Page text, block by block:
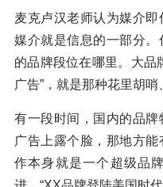
麦克卢汉老师认为媒介即
媒介就是信息的一部分
的品牌段位在哪里。大品
广告”，就是那种花里胡哨
有一段时间，国内的品
广告上露个脸，那地方
作本身就是一个超级品